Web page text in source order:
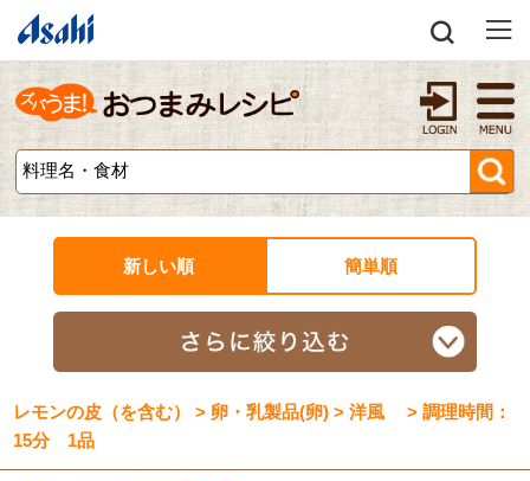
新しい順 簡単順
レモンの皮（を含む） > 卵・乳製品(卵) > 洋風 > 調理時間：
15分 1品